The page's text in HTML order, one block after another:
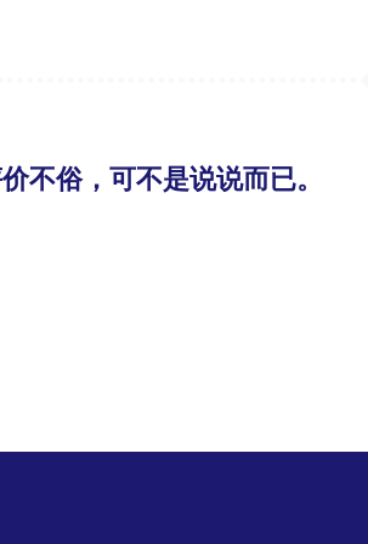
不俗，可不是说说而已。